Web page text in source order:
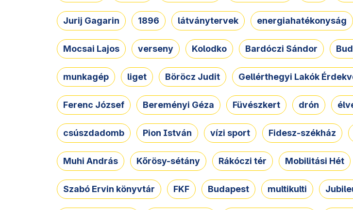
Jurij Gagarin 1896 látványtervek energiahatékonyság
Mocsai Lajos verseny Kolodko Bardóczi Sándor
munkagép liget Böröcz Judit Gellérthegyi Lakók
Ferenc József Bereményi Géza Füvészkert drón
csúszdadomb Pion István vízi sport Fidesz-székház
Muhi András Kőrösy-sétány Rákóczi tér Mobilitási Hét
Szabó Ervin könyvtár FKF Budapest multikulti